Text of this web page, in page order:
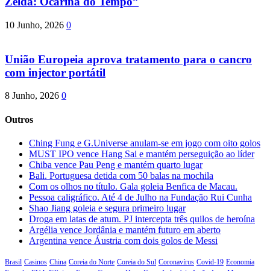
10 Junho, 2026 0
União Europeia aprova tratamento para o cancro
com injector portátil
8 Junho, 2026 0
Outros
Ching Fung e G.Universe anulam-se em jogo com oito golos
MUST IPO vence Hang Sai e mantém perseguição ao líder
Chiba vence Pau Peng e mantém quarto lugar
Bali. Portuguesa detida com 50 balas na mochila
Com os olhos no título. Gala goleia Benfica de Macau.
Pessoa caligráfico. Até 4 de Julho na Fundação Rui Cunha
Shao Jiang goleia e segura primeiro lugar
Droga em latas de atum. PJ intercepta três quilos de heroína
Argélia vence Jordânia e mantém futuro em aberto
Argentina vence Áustria com dois golos de Messi
Brasil Casinos China Coreia do Norte Coreia do Sul Coronavírus Covid-19 Economia